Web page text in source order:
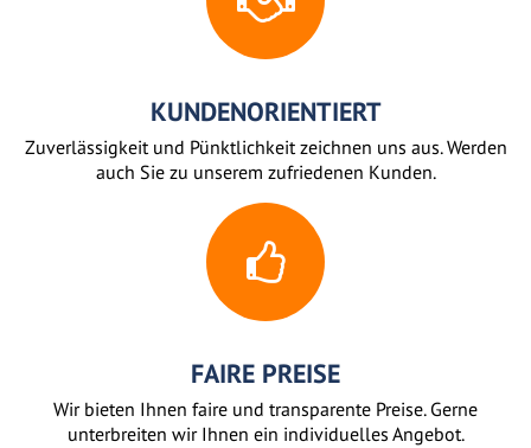
KUNDENORIENTIERT
Zuverlässigkeit und Pünktlichkeit zeichnen uns aus. Werden
auch Sie zu unserem zufriedenen Kunden.
FAIRE PREISE
Wir bieten Ihnen faire und transparente Preise. Gerne
unterbreiten wir Ihnen ein individuelles Angebot.